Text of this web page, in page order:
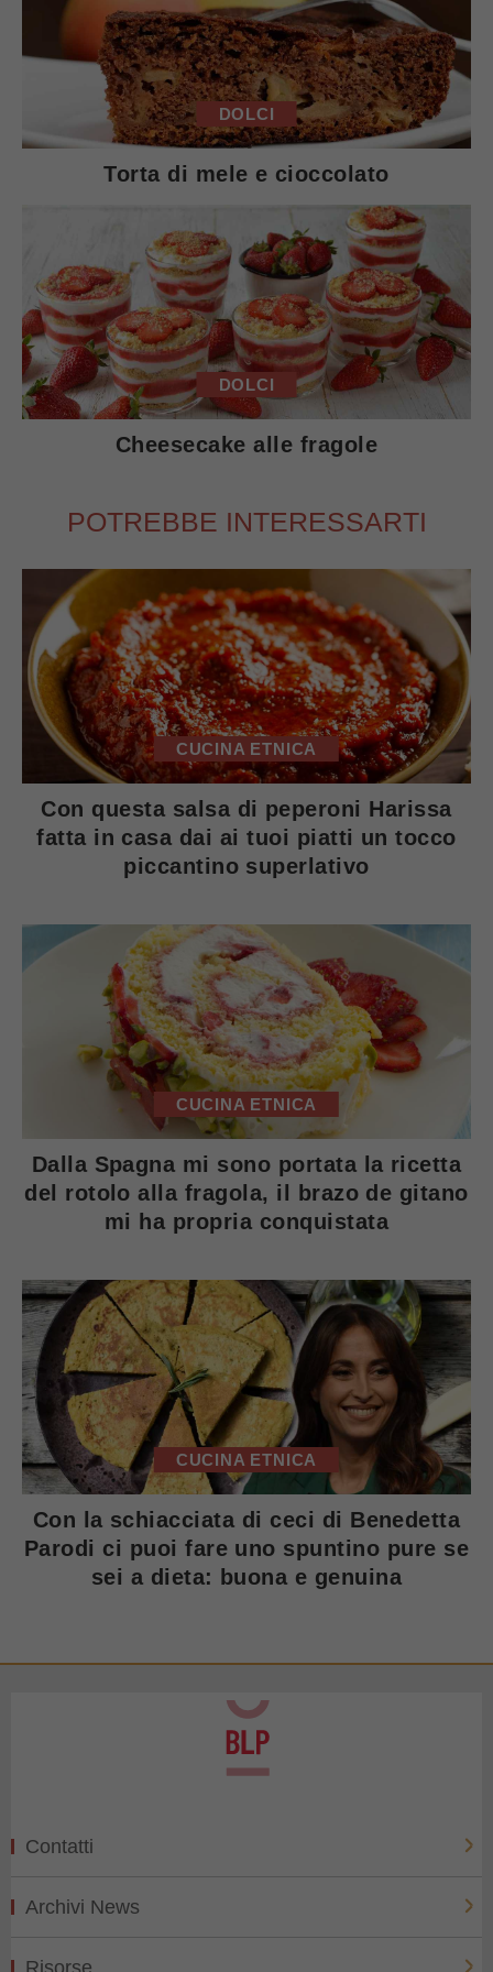
DOLCI
Torta di mele e cioccolato
DOLCI
Cheesecake alle fragole
POTREBBE INTERESSARTI
CUCINA ETNICA
Con questa salsa di peperoni Harissa
fatta in casa dai ai tuoi piatti un tocco
piccantino superlativo
CUCINA ETNICA
Dalla Spagna mi sono portata la ricetta
del rotolo alla fragola, il brazo de gitano
mi ha propria conquistata
CUCINA ETNICA
Con la schiacciata di ceci di Benedetta
Parodi ci puoi fare uno spuntino pure se
sei a dieta: buona e genuina
Contatti
Archivi News